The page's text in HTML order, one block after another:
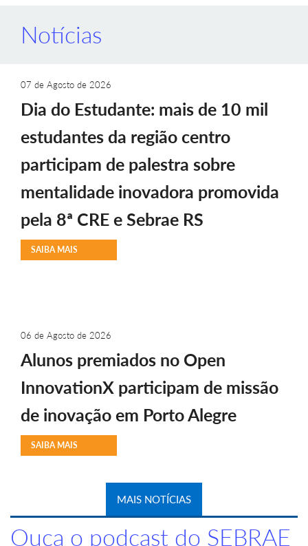
Notícias
07 de Agosto de 2026
Dia do Estudante: mais de 10 mil
estudantes da região centro
participam de palestra sobre
mentalidade inovadora promovida
pela 8ª CRE e Sebrae RS
SAIBA MAIS
06 de Agosto de 2026
Alunos premiados no Open
InnovationX participam de missão
de inovação em Porto Alegre
SAIBA MAIS
MAIS NOTÍCIAS
Ouça o podcast do SEBRAE